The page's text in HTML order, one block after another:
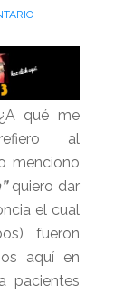
¿A qué me
refiero al
menciono
quiero dar
el cual
fueron
aquí en
pacientes